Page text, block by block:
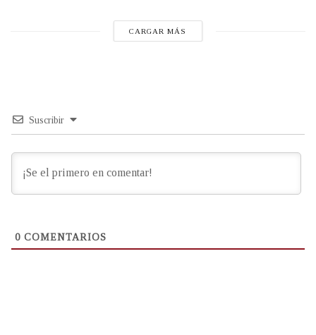
CARGAR MÁS
Suscribir
0 COMENTARIOS